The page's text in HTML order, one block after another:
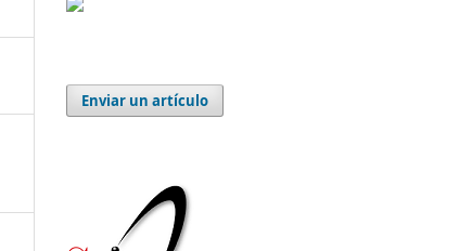
Enviar un artículo